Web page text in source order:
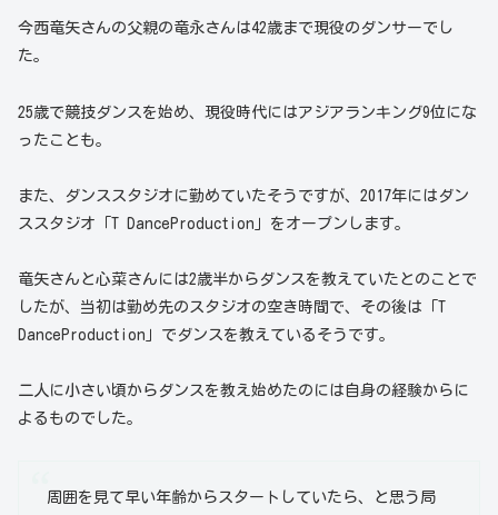
今西竜矢さんの父親の竜永さんは42歳まで現役のダンサーでし
た。
25歳で競技ダンスを始め、現役時代にはアジアランキング9位にな
ったことも。
また、ダンススタジオに勤めていたそうですが、2017年にはダン
ススタジオ「T DanceProduction」をオープンします。
竜矢さんと心菜さんには2歳半からダンスを教えていたとのことで
したが、当初は勤め先のスタジオの空き時間で、その後は「T
DanceProduction」でダンスを教えているそうです。
二人に小さい頃からダンスを教え始めたのには自身の経験からに
よるものでした。
周囲を見て早い年齢からスタートしていたら、と思う局